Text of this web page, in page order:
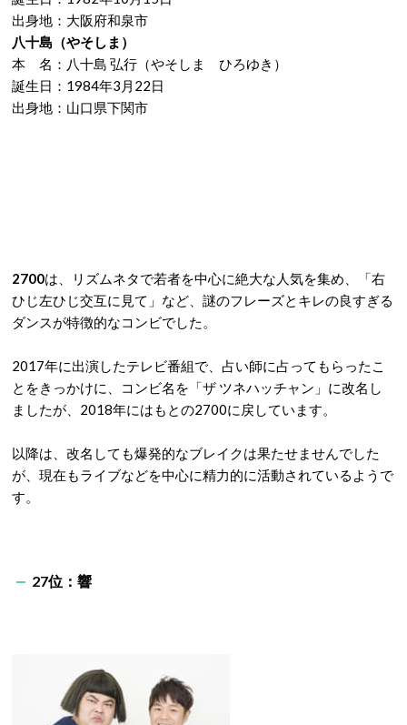
出身地：大阪府和泉市
八十島 （やそしま）
本 名：八十島 弘行（やそしま ひろゆき）
誕生日：1984年3月22日
出身地：山口県下関市
2700は、リズムネタで若者を中心に絶大な人気を集め、「右
ひじ左ひじ交互に見て」など、謎のフレーズとキレの良すぎる
ダンスが特徴的なコンビでした。
2017年に出演したテレビ番組で、占い師に占ってもらったこ
とをきっかけに、コンビ名を「ザ ツネハッチャン」に改名し
ましたが、2018年にはもとの2700に戻しています。
以降は、改名しても爆発的なブレイクは果たせませんでした
が、現在もライブなどを中心に精力的に活動されているようで
す。
27位：響